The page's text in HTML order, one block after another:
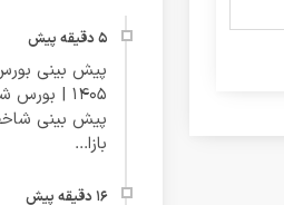
1405 |
پیش بینی
بازا...